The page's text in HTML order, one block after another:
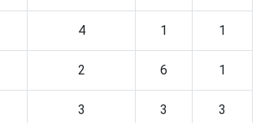
4 1 1
2 6 1
3 3 3